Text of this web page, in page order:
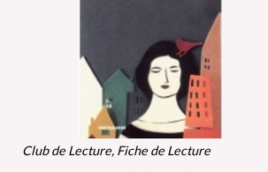
Club de Lecture, Fiche de Lecture